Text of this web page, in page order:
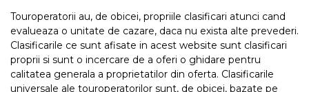
Touroperatorii au, de obicei, propriile clasificari atunci cand
evalueaza o unitate de cazare, daca nu exista alte prevederi.
Clasificarile ce sunt afisate in acest website sunt clasificari
proprii si sunt o incercare de a oferi o ghidare pentru
calitatea generala a proprietatilor din oferta. Clasificarile
universale ale touroperatorilor sunt, de obicei, bazate pe